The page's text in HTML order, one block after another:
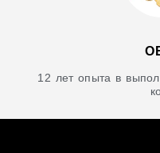
12 лет опыта в